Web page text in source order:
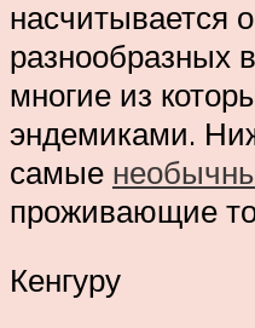
насчитывается
разнообразных
многие из
эндемиками.
самые
проживающие
Кенгуру